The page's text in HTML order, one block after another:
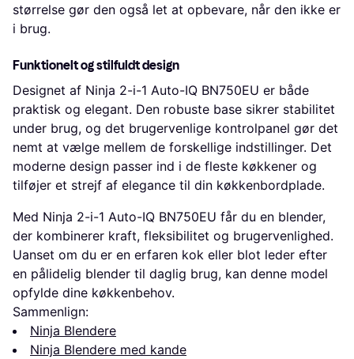
størrelse gør den også let at opbevare, når den ikke er
i brug.
Funktionelt og stilfuldt design
Designet af Ninja 2-i-1 Auto-IQ BN750EU er både
praktisk og elegant. Den robuste base sikrer stabilitet
under brug, og det brugervenlige kontrolpanel gør det
nemt at vælge mellem de forskellige indstillinger. Det
moderne design passer ind i de fleste køkkener og
tilføjer et strejf af elegance til din køkkenbordplade.
Med Ninja 2-i-1 Auto-IQ BN750EU får du en blender,
der kombinerer kraft, fleksibilitet og brugervenlighed.
Uanset om du er en erfaren kok eller blot leder efter
en pålidelig blender til daglig brug, kan denne model
opfylde dine køkkenbehov.
Sammenlign:
Ninja Blendere
Ninja Blendere med kande